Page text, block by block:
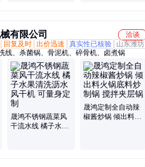
有限公司
洽谈
回复及时 出价迅速 真实性已核验
山东潍坊
线、杀菌锅、骨泥机、碎骨机、卤煮锅
晟鸿不锈钢蔬菜风
干流水线 橘子水果
晟鸿定制全自动辣
椒酱炒锅 倾出料火